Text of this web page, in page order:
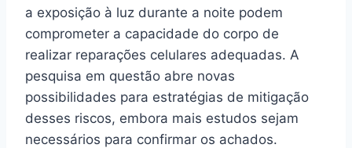
a exposição à luz durante a noite podem
comprometer a capacidade do corpo de
realizar reparações celulares adequadas. A
pesquisa em questão abre novas
possibilidades para estratégias de mitigação
desses riscos, embora mais estudos sejam
necessários para confirmar os achados.